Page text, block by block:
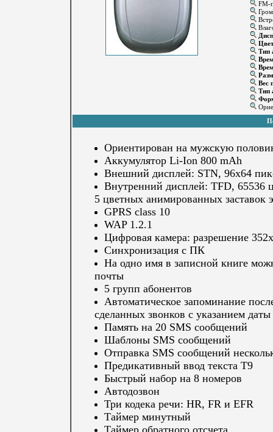
FM-
Тип
Вес
Тип
Ориентирован на мужскую
Аккумулятор Li-Ion 800 mAh
Внешний дисплей: STN, 96x64
Внутренний дисплей: TFD, 65536
5 цветных анимированных заставок
GPRS class 10
WAP 1.2.1
Цифровая камера: разрешение
Синхронизация с ПК
На одно имя в записной книге
почты
5 групп абонентов
Автоматическое запоминание
сделанных звонков с указанием
Память на 20 SMS сообщений
Шаблоны SMS сообщений
Отправка SMS сообщений
Предикативный ввод текста Т9
Быстрый набор на 8 номеров
Автодозвон
Три кодека речи: HR, FR и EFR
Таймер минутный
Таймер обратного отсчета